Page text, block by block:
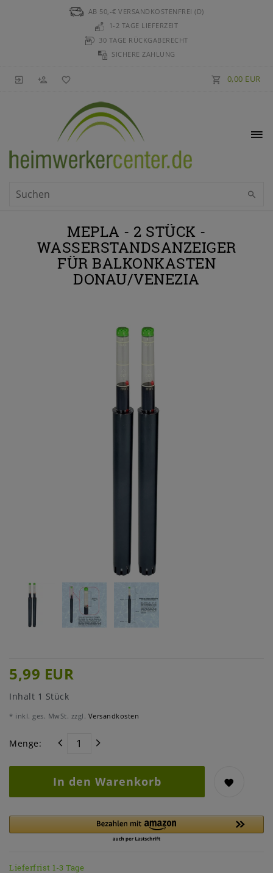
AB 50,-€ VERSANDKOSTENFREI (D)
1-2 TAGE LIEFERZEIT
30 TAGE RÜCKGABERECHT
SICHERE ZAHLUNG
0,00 EUR
MEPLA - 2 STÜCK -
WASSERSTANDSANZEIGER
FÜR BALKONKASTEN
DONAU/VENEZIA
5,99 EUR
Inhalt 1 Stück
* inkl. ges. MwSt. zzgl. Versandkosten
Menge:
In den Warenkorb
Lieferfrist 1-3 Tage